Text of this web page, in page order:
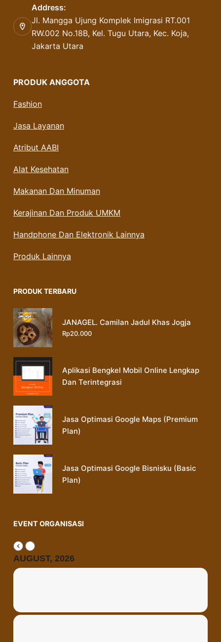
Address:
Jl. Mangga Ujung Komplek Imigrasi RT.001
RW.002 No.18B, Kel. Tugu Utara, Kec. Koja,
Jakarta Utara
PRODUK ANGGOTA
Fashion
Jasa Layanan
Atribut AABI
Alat Kesehatan
Makanan Dan Minuman
Kerajinan Dan Produk UMKM
Handphone Dan Elektronik Lainnya
Produk Lainnya
PRODUK TERBARU
JANAGEL. Camilan Jadul Khas Jogja
Rp20.000
Aplikasi Bengkel Mobil Online Lengkap
Dan Terintegrasi
Jasa Optimasi Google Maps (Premium
Plan)
Jasa Optimasi Google Bisnisku (Basic
Plan)
EVENT ORGANISASI
AUGUST, 2026